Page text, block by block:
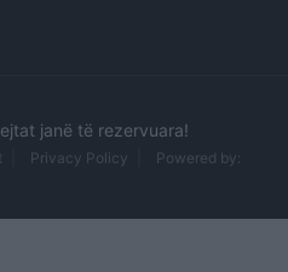
janë të rezervuara!
Privacy Policy
Powered by: